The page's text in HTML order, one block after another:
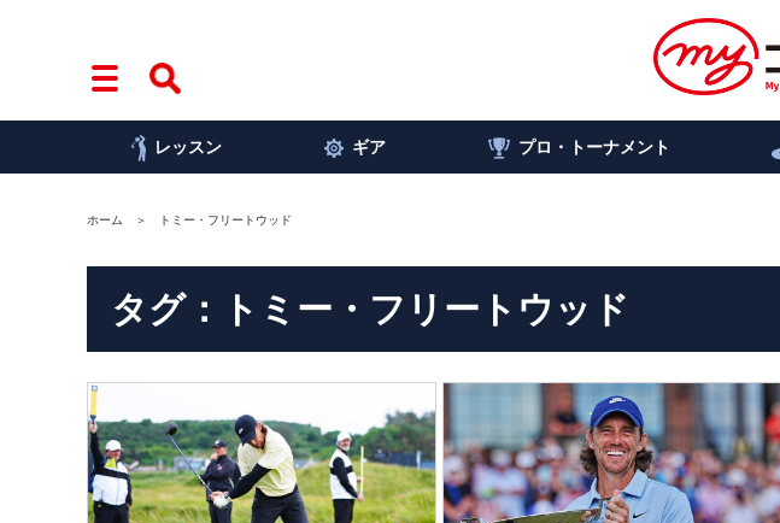
レッスン ギア プロ・トーナメント
ホーム トミー・フリートウッド
タグ：トミー・フリートウッド